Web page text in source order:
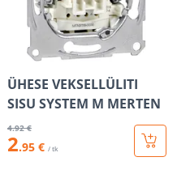
ÜHESE VEKSELLÜLITI
SISU SYSTEM M MERTEN
4.92 €
2.95 € / tk